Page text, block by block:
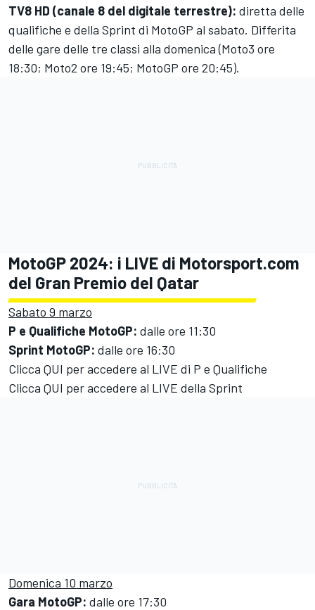
TV8 HD (canale 8 del digitale terrestre): diretta delle
qualifiche e della Sprint di MotoGP al sabato. Differita
delle gare delle tre classi alla domenica (Moto3 ore
18:30; Moto2 ore 19:45; MotoGP ore 20:45).
MotoGP 2024: i LIVE di Motorsport.com
del Gran Premio del Qatar
Sabato 9 marzo
P e Qualifiche MotoGP: dalle ore 11:30
Sprint MotoGP: dalle ore 16:30
Clicca QUI per accedere al LIVE di P e Qualifiche
Clicca QUI per accedere al LIVE della Sprint
Domenica 10 marzo
Gara MotoGP: dalle ore 17:30